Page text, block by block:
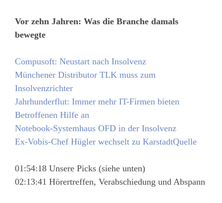
Vor zehn Jahren: Was die Branche damals
bewegte
Compusoft: Neustart nach Insolvenz
Münchener Distributor TLK muss zum
Insolvenzrichter
Jahrhunderflut: Immer mehr IT-Firmen bieten
Betroffenen Hilfe an
Notebook-Systemhaus OFD in der Insolvenz
Ex-Vobis-Chef Hügler wechselt zu KarstadtQuelle
01:54:18 Unsere Picks (siehe unten)
02:13:41 Hörertreffen, Verabschiedung und Abspann